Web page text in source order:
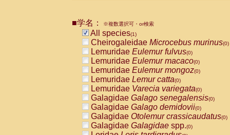
CebidaeCebus nigrivittatus
CebidaeCebus
CebidaeSaimiri boliviensis(0)
CebidaeSaimiri sciureus(0)
AtelidaeAlouatta caraya(0)
AtelidaeAlouatta fusca(0)
AtelidaeAlouatta seniculus
AtelidaeAlouattaspp.(0)
AtelidaeAteles belzebuth(0)
AtelidaeAteles geoffroyi(0)
AtelidaeAteles paniscus(0)
AtelidaeAtelesspp.(0)
■学名： ※複数選択可・or検索
All species(1)
Cheirogaleidae Microcebus murinus(0)
Lemuridae Eulemur fulvus(0)
Lemuridae Eulemur macaco(0)
Lemuridae Eulemur mongoz(0)
Lemuridae Lemur catta(0)
Lemuridae Varecia variegata(0)
Galagidae Galago senegalensis(0)
Galagidae Galago demidovii(0)
Galagidae Otolemur crassicaudatus(0)
Galagidae Galagidae spp.(0)